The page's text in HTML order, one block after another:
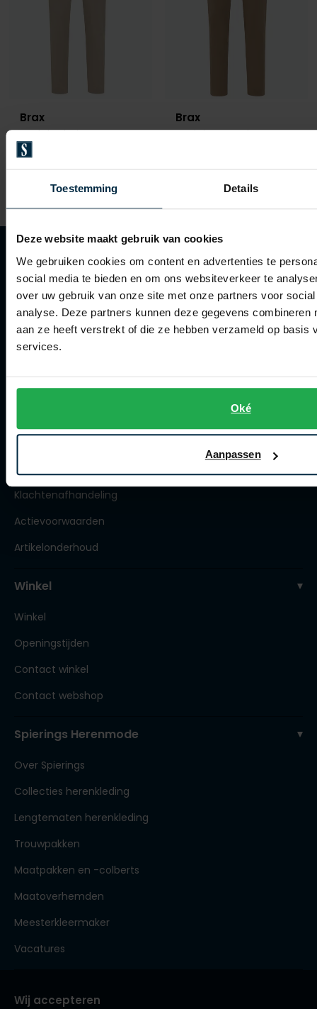
Toestemming Details
Deze website maakt gebruik van cookies
We gebruiken cookies om content en advertenties te
social media te bieden en om ons websiteverkeer te
over uw gebruik van onze site met onze partners voor
analyse. Deze partners kunnen deze gegevens combineren
aan ze heeft verstrekt of die ze hebben verzameld op basis
services.
Oké
Aanpassen
Brax
pantalon beige
€ 109,95
Brax
pantalon camel
€ 109,95
Klantenservice
Klantenservice
Bestellen
Klachtenafhandeling
Actievoorwaarden
Artikelonderhoud
Winkel
Winkel
Openingstijden
Contact winkel
Contact webshop
Spierings Herenmode
Over Spierings
Collecties herenkleding
Lengtematen herenkleding
Trouwpakken
Maatpakken en -colberts
Maatoverhemden
Meesterkleermaker
Vacatures
Wij accepteren